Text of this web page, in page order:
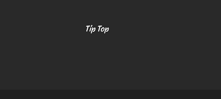
Tip Top